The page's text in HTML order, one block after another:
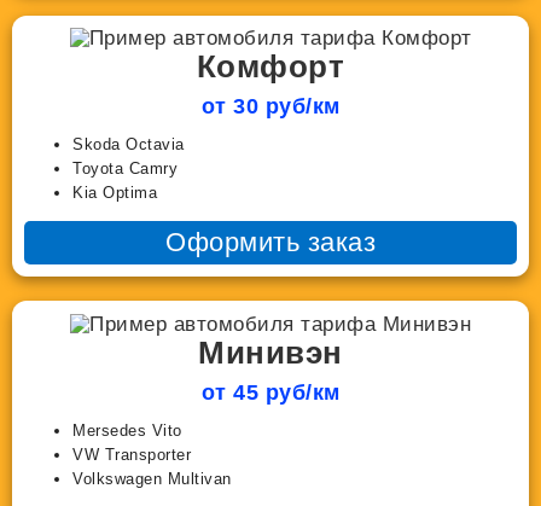
Комфорт
от 30 руб/км
Skoda Octavia
Toyota Camry
Kia Optima
Оформить заказ
Минивэн
от 45 руб/км
Mersedes Vito
VW Transporter
Volkswagen Multivan